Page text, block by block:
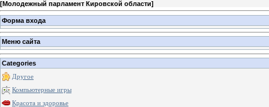
[Молодежный парламент Кировской области]
Форма входа
Меню сайта
Categories
Другое
Компьютерные игры
Красота и здоровье